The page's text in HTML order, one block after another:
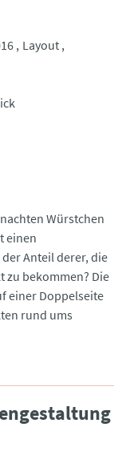
Layout
Würstchen
einen
Anteil derer, die
zu bekommen? Die
einer Doppelseite
rund ums